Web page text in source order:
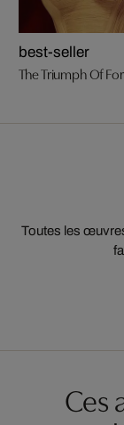
best-seller
The Triumph Of
Toutes les
Ces